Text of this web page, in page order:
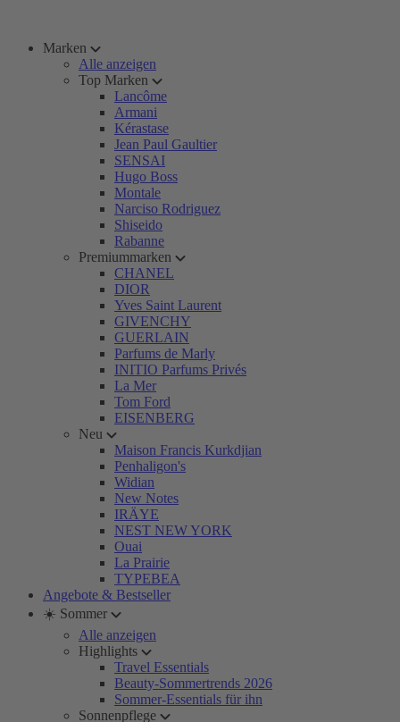
Marken
Alle anzeigen
Top Marken
Lancôme
Armani
Kérastase
Jean Paul Gaultier
SENSAI
Hugo Boss
Montale
Narciso Rodriguez
Shiseido
Rabanne
Premiummarken
CHANEL
DIOR
Yves Saint Laurent
GIVENCHY
GUERLAIN
Parfums de Marly
INITIO Parfums Privés
La Mer
Tom Ford
EISENBERG
Neu
Maison Francis Kurkdjian
Penhaligon's
Widian
New Notes
IRÄYE
NEST NEW YORK
Ouai
La Prairie
TYPEBEA
Angebote & Bestseller
☀️ Sommer
Alle anzeigen
Highlights
Travel Essentials
Beauty-Sommertrends 2026
Sommer-Essentials für ihn
Sonnenpflege